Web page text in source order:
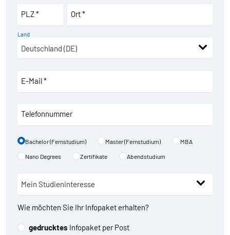
PLZ * Ort *
Land
E-Mail *
Telefonnummer
Bachelor (Fernstudium) Master (Fernstudium) MBA
Nano Degrees Zertifikate Abendstudium
Wie möchten Sie Ihr Infopaket erhalten?
gedrucktes Infopaket per Post